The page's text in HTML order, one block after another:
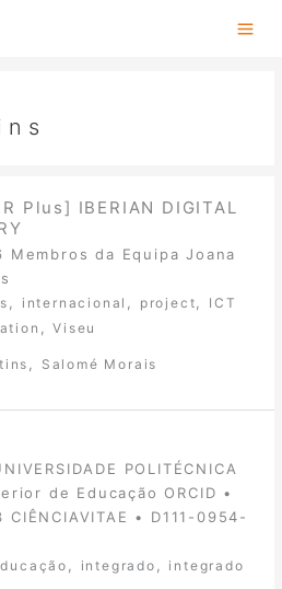
Plus] IBERIAN DIGITAL
Membros da Equipa Joana
internacional project
ICT
,Viseu
, Salomé Morais
POLITÉCNICA
de Educação ORCID •
• D111-0954-
integrado
integrado